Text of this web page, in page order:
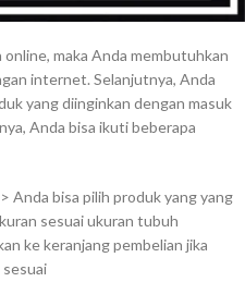
maka Anda membutuhkan
internet. Selanjutnya, Anda
yang diinginkan dengan masuk
Anda bisa ikuti beberapa
Anda bisa pilih produk yang yang
sesuai ukuran tubuh
ke keranjang pembelian jika
sesuai